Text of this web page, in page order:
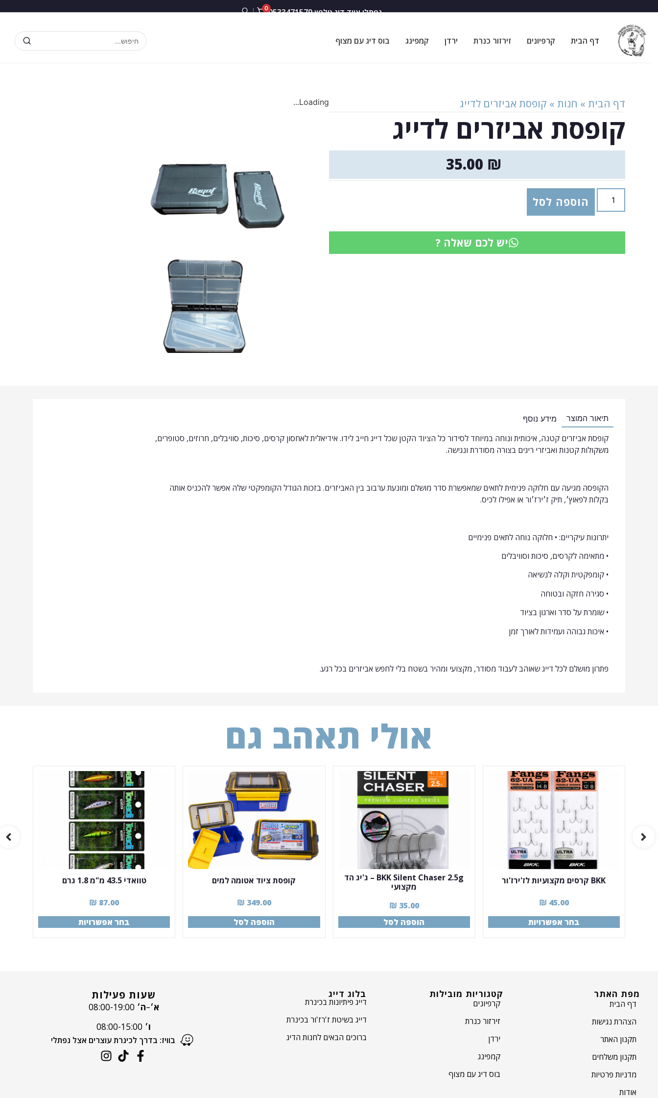
נפתלי ציוד דיג טלפון 0533471579 0
דף הבית קרפיונים זירזור כנרת ירדן קמפינג בוס דיג עם מצוף חיפוש...
Loading... דף הבית » חנות » קופסת אביזרים לדייג
קופסת אביזרים לדייג
35.00 ₪
הוספה לסל
יש לכם שאלה ?
תיאור המוצר מידע נוסף
קופסת אביזרים קטנה, איכותית ונוחה במיוחד לסידור כל הציוד הקטן שכל דייג חייב לידו. אידיאלית לאחסון קרסים, סיכות, סוויבלים, חרוזים, סטופרים,
משקולות קטנות ואביזרי ריגים בצורה מסודרת ונגישה.
הקופסה מגיעה עם חלוקה פנימית לתאים שמאפשרת סדר מושלם ומונעת ערבוב בין האביזרים. בזכות הגודל הקומפקטי שלה אפשר להכניס אותה
בקלות לפאוץ׳, תיק ז׳ירז׳ור או אפילו לכיס.
יתרונות עיקריים: • חלוקה נוחה לתאים פנימיים
• מתאימה לקרסים, סיכות וסוויבלים
• קומפקטית וקלה לנשיאה
• סגירה חזקה ובטוחה
• שומרת על סדר וארגון בציוד
• איכות גבוהה ועמידות לאורך זמן
פתרון מושלם לכל דייג שאוהב לעבוד מסודר, מקצועי ומהיר בשטח בלי לחפש אביזרים בכל רגע.
אולי תאהב גם
BKK קרסים מקצועיות לז'ירז'ור
45.00
₪
בחר אפשרויות
BKK Silent Chaser 2.5g – ג'יג הד
מקצועי
35.00
₪
הוספה לסל
קופסת ציוד אטומה למים
349.00
₪
הוספה לסל
טוואדי 43.5 מ"מ 1.8 גרם
87.00
₪
בחר אפשרויות
מפת האתר
דף הבית
הצהרת נגישות
תקנון האתר
תקנון משלחים
מדניות פרטיות
אודות
קטגוריות מובילות
קרפיונים
זירזור כנרת
ירדן
קמפינג
בוס דיג עם מצוף
בלוג דייג
דייג פיתיונות בכינרת
דייג בשיטת ז'רז'ור בכינרת
ברוכים הבאים לחנות הדיג
שעות פעילות
א׳–ה׳ 08:00-19:00
ו׳ 08:00-15:00
בוויז: בדרך לכינרת עוצרים אצל נפתלי